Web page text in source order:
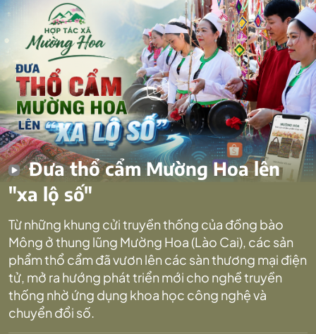
Đưa thổ cẩm Mường Hoa lên
"xa lộ số"
Từ những khung cửi truyền thống của đồng bào
Mông ở thung lũng Mường Hoa (Lào Cai), các sản
phẩm thổ cẩm đã vươn lên các sàn thương mại điện
tử, mở ra hướng phát triển mới cho nghề truyền
thống nhờ ứng dụng khoa học công nghệ và
chuyển đổi số.